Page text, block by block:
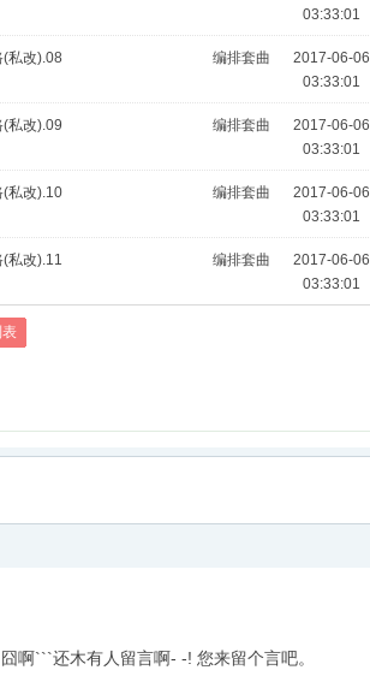
03:33:01
私改).08 编排套曲
2017-06-06
03:33:01
私改).09 编排套曲
2017-06-06
03:33:01
(私改).10 编排套曲
2017-06-06
03:33:01
私改).11 编排套曲
2017-06-06
03:33:01
表
囧啊```还木有人留言啊- -! 您来留个言吧。